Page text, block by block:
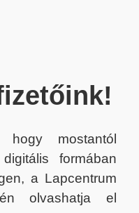
hogy mostantól
formában
a Lapcentrum
olvashatja el